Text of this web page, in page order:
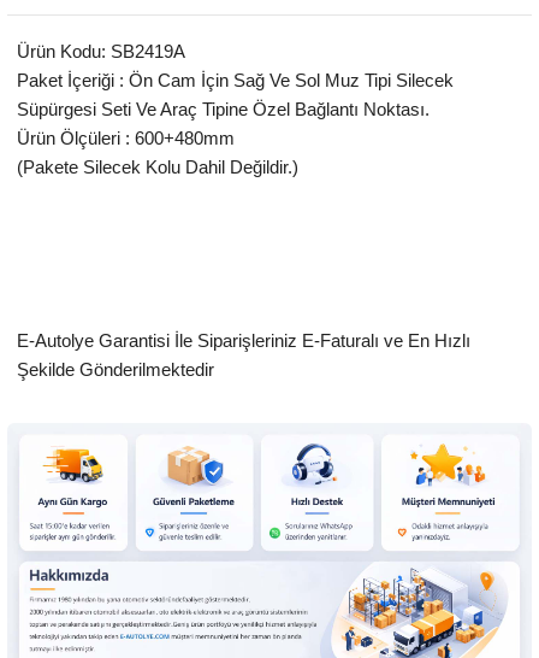
Ürün Kodu: SB2419A
Paket İçeriği : Ön Cam İçin Sağ Ve Sol Muz Tipi Silecek
Süpürgesi Seti Ve Araç Tipine Özel Bağlantı Noktası.
Ürün Ölçüleri : 600+480mm
(Pakete Silecek Kolu Dahil Değildir.)
E-Autolye Garantisi İle Siparişleriniz E-Faturalı ve En Hızlı
Şekilde Gönderilmektedir